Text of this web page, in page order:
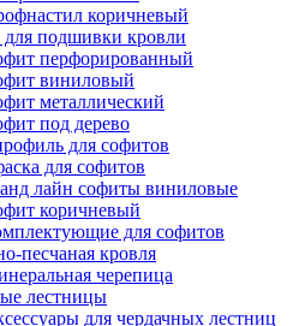
коричневый
подшивки кровли
перфорированный
виниловый
металлический
под дерево
для софитов
для софитов
лайн софиты виниловые
коричневый
для софитов
песчаная кровля
черепица
лестницы
для чердачных лестниц